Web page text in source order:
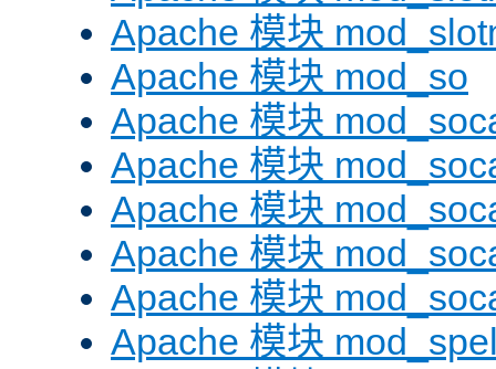
Apache 模块
Apache 模块 mod_so
Apache 模块
Apache 模块
Apache 模块
Apache 模块
Apache 模块
Apache 模块